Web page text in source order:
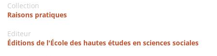
Collection
Raisons pratiques
Editeur
Éditions de l'École des hautes études en sciences sociales